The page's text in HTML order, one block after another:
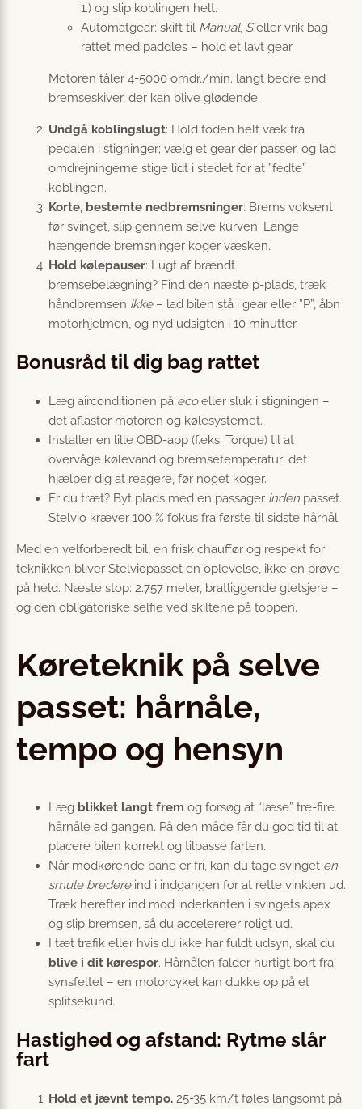
1.) og slip koblingen helt.
Automatgear: skift til Manual, Seller vrik bag
rattet med paddles – hold et lavt gear.
Motoren tåler 4-5000 omdr./min. langt bedre end
bremseskiver, der kan blive glødende.
Undgå koblingslugt: Hold foden helt væk fra
pedalen i stigninger; vælg et gear der passer, og lad
omdrejningerne stige lidt i stedet for at ”fedte”
koblingen.
Korte, bestemte nedbremsninger: Brem­s voksent
før svinget, slip gennem selve kurven. Lange
hængende bremsninger koger væsken.
Hold kølepauser: Lugt af brændt
bremsebelægning? Find den næste p-plads, træk
håndbremsen ikke– lad bilen stå i gear eller ”P”, åbn
motorhjelmen, og nyd udsigten i 10 minutter.
Bonusråd til dig bag rattet
Læg airconditionen på ecoeller sluk i stigningen –
det aflaster motoren og kølesystemet.
Installer en lille OBD-app (f.eks. Torque) til at
overvåge kølevand og bremsetemperatur; det
hjælper dig at reagere, før noget koger.
Er du træt? Byt plads med en passager inden passet.
Stelvio kræver 100 % fokus fra første til sidste hårnål.
Med en velforberedt bil, en frisk chauffør og respekt for
teknikken bliver Stelviopasset en oplevelse, ikke en prøve
på held. Næste stop: 2.757 meter, bratliggende gletsjere –
og den obligatoriske selfie ved skiltene på toppen.
Køreteknik på selve
passet: hårnåle,
tempo og hensyn
Læg blikket langt frem og forsøg at “læse” tre-fire
hårnåle ad gangen. På den måde får du god tid til at
placere bilen korrekt og tilpasse farten.
Når modkørende bane er fri, kan du tage svinget en
smule bredereind i indgangen for at rette vinklen ud.
Træk herefter ind mod inderkanten i svingets apex
og slip bremsen, så du accelererer roligt ud.
I tæt trafik eller hvis du ikke har fuldt udsyn, skal du
blive i dit kørespor. Hårnålen falder hurtigt bort fra
synsfeltet – en motorcykel kan dukke op på et
splitsekund.
Hastighed og afstand: Rytme slår
fart
Hold et jævnt tempo. 25-35 km/t føles langsomt på